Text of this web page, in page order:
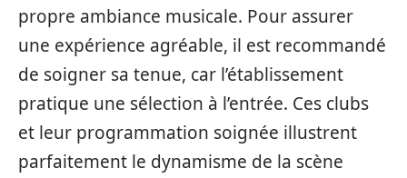
propre ambiance musicale. Pour assurer
une expérience agréable, il est recommandé
de soigner sa tenue, car l’établissement
pratique une sélection à l’entrée. Ces clubs
et leur programmation soignée illustrent
parfaitement le dynamisme de la scène